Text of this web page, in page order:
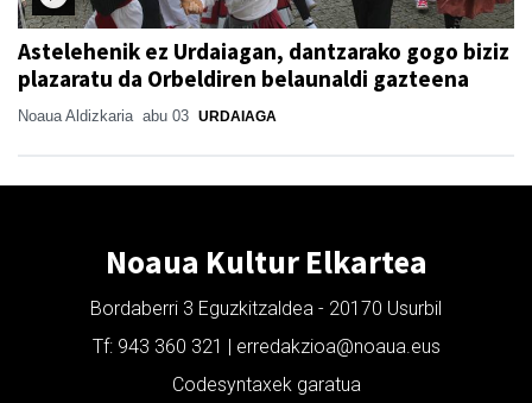
Astelehenik ez Urdaiagan, dantzarako gogo biziz
plazaratu da Orbeldiren belaunaldi gazteena
Noaua Aldizkaria abu 03 URDAIAGA
Noaua Kultur Elkartea
Bordaberri 3 Eguzkitzaldea - 20170 Usurbil
Tf: 943 360 321 | erredakzioa@noaua.eus
Codesyntaxek garatua